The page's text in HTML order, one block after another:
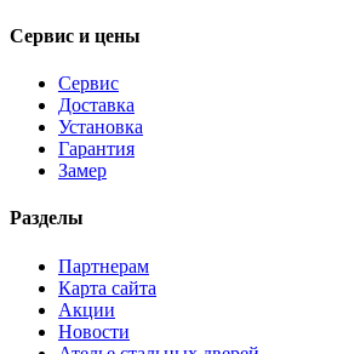
Сервис и цены
Сервис
Доставка
Установка
Гарантия
Замер
Разделы
Партнерам
Карта сайта
Акции
Новости